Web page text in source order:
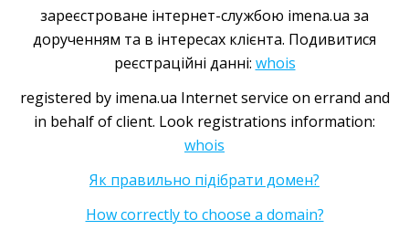
зареєстроване інтернет-службою imena.ua за
дорученням та в інтересах клієнта. Подивитися
реєстраційні данні: whois
registered by imena.ua Internet service on errand and
in behalf of client. Look registrations information:
whois
Як правильно підібрати домен?
How correctly to choose a domain?